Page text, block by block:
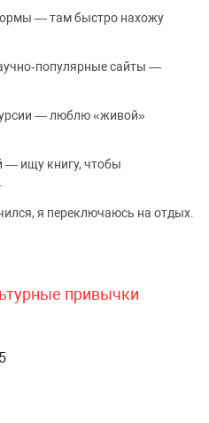
— там быстро нахожу
сайты —
— люблю «живой»
— ищу книгу, чтобы
я переключаюсь на отдых.
привычки